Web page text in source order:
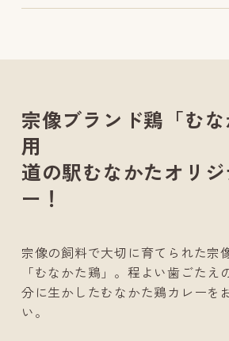
宗像ブランド鶏「む
用
道の駅むなかたオリ
ー！
宗像の飼料で大切に育てられた宗
「むなかた鶏」。程よい歯ごたえ
分に生かしたむなかた鶏カレーを
い。